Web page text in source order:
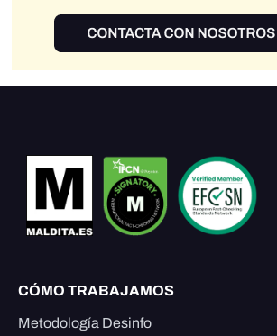
CÓMO TRABAJAMOS
Metodología Desinfo